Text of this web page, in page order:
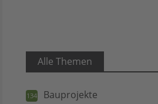
Alle Themen
134 Bauprojekte